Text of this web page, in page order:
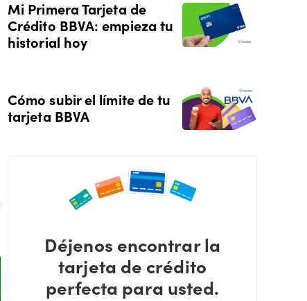
Mi Primera Tarjeta de
Crédito BBVA: empieza tu
historial hoy
Cómo subir el límite de tu
tarjeta BBVA
Déjenos encontrar la
tarjeta de crédito
perfecta para usted.